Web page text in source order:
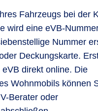
Fahrzeugs bei der
wird eine eVB-
Nummer
Deckungskarte.
direkt online. Die
Wohnmobils können
Berater oder